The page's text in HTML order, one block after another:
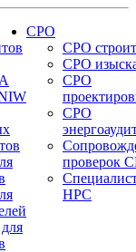
СРО
СРО
СРО
СРО
СРО
проверок
НРС